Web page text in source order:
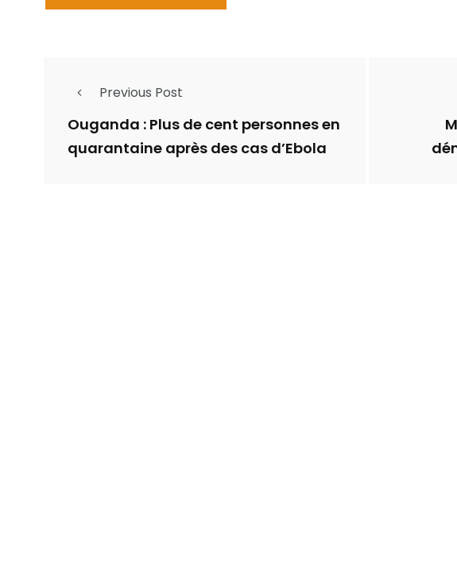
Previous Post
Ouganda : Plus de cent personnes en
quarantaine après des cas d’Ebola